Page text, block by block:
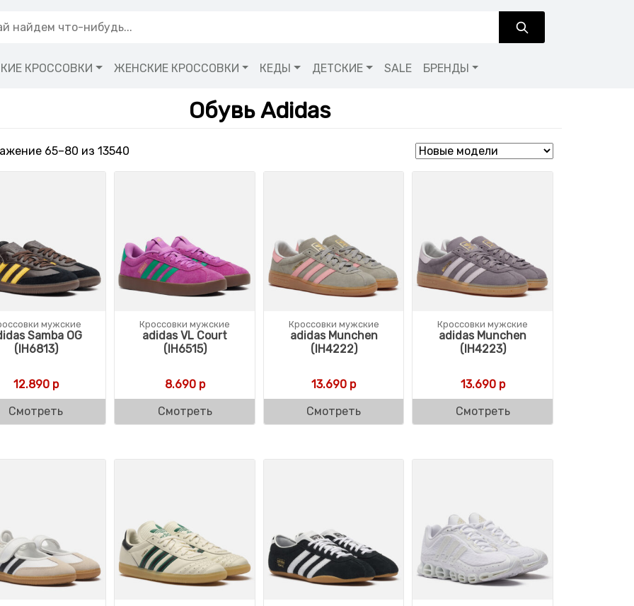
КРОССОВКИ ЖЕНСКИЕ КРОССОВКИ КЕДЫ ДЕТСКИЕ SALE БРЕНДЫ
Обувь Adidas
65–80 из 13540
мужские
Samba OG
(IH6813)
12.890р
Смотреть
Кроссовки мужские
adidas VL Court
(IH6515)
8.690р
Смотреть
Кроссовки мужские
adidas Munchen
(IH4222)
13.690 р
Смотреть
Кроссовки мужские
adidas Munchen
(IH4223)
13.690р
Смотреть